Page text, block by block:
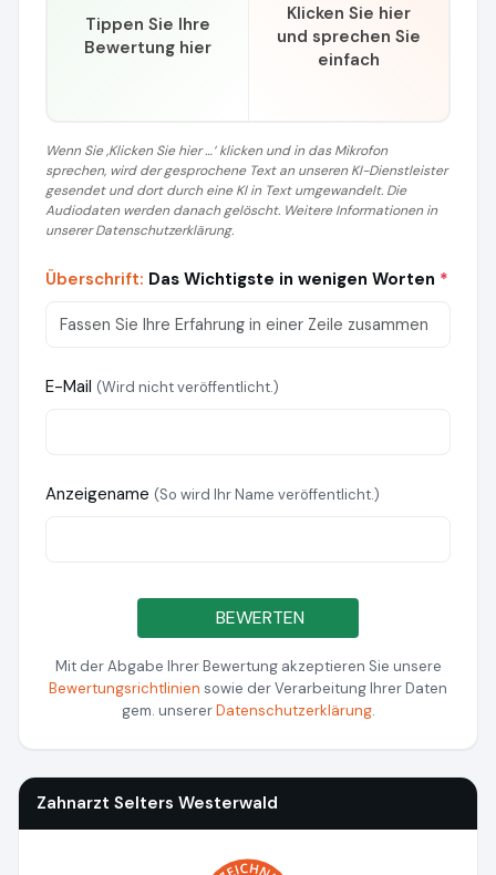
Tippen Sie Ihre
Bewertung hier
Klicken Sie hier
und sprechen Sie
einfach
Wenn Sie ‚Klicken Sie hier …‘ klicken und in das Mikrofon
sprechen, wird der gesprochene Text an unseren KI-Dienstleister
gesendet und dort durch eine KI in Text umgewandelt. Die
Audiodaten werden danach gelöscht. Weitere Informationen in
unserer Datenschutzerklärung.
Überschrift: Das Wichtigste in wenigen Worten *
E-Mail (Wird nicht veröffentlicht.)
Anzeigename (So wird Ihr Name veröffentlicht.)
BEWERTEN
Mit der Abgabe Ihrer Bewertung akzeptieren Sie unsere
Bewertungsrichtlinien sowie der Verarbeitung Ihrer Daten
gem. unsererDatenschutzerklärung.
Zahnarzt Selters Westerwald